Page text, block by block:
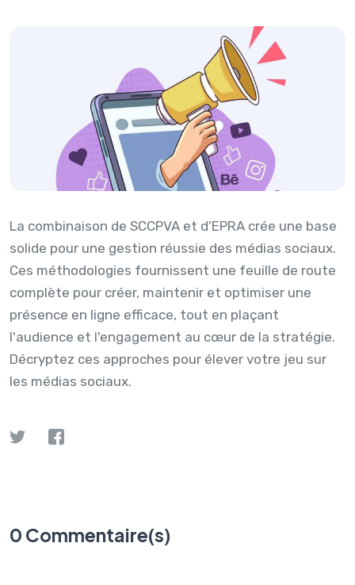
La combinaison de SCCPVA et d'EPRA crée une base
solide pour une gestion réussie des médias sociaux.
Ces méthodologies fournissent une feuille de route
complète pour créer, maintenir et optimiser une
présence en ligne efficace, tout en plaçant
l'audience et l'engagement au cœur de la stratégie.
Décryptez ces approches pour élever votre jeu sur
les médias sociaux.
0 Commentaire(s)